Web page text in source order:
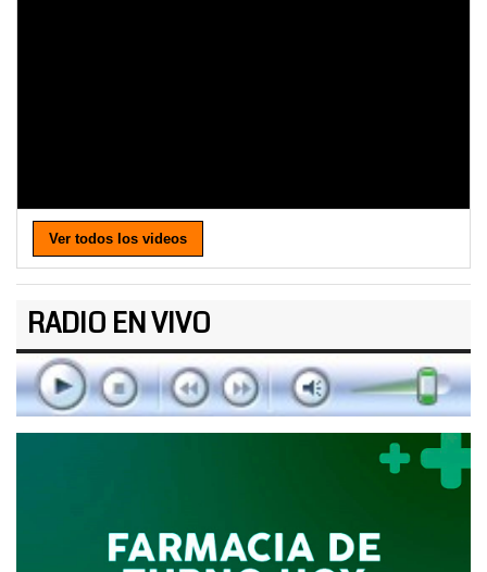
Ver todos los videos
RADIO EN VIVO